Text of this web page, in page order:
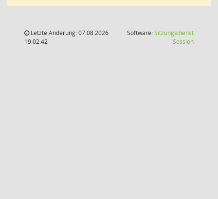
Letzte Änderung: 07.08.2026
19:02:42
Software:Sitzungsdienst
Session(Wird in